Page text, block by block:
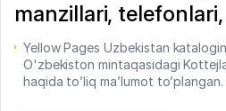
manzillari,
Yellow Pages Uzbekistan
O'zbekiston mintaqasidagi
haqida to’liq ma’lumot to’plangan.